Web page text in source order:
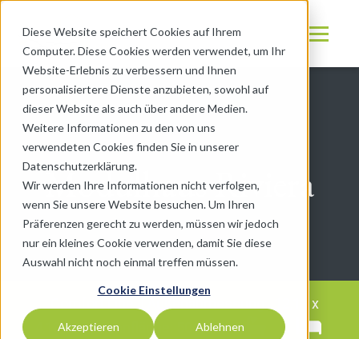
Diese Website speichert Cookies auf Ihrem
Computer. Diese Cookies werden verwendet, um Ihr
Website-Erlebnis zu verbessern und Ihnen
personalisiertere Dienste anzubieten, sowohl auf
dieser Website als auch über andere Medien.
Weitere Informationen zu den von uns
verwendeten Cookies finden Sie in unserer
Datenschutzerklärung.
Wir werden Ihre Informationen nicht verfolgen,
wenn Sie unsere Website besuchen. Um Ihren
Präferenzen gerecht zu werden, müssen wir jedoch
nur ein kleines Cookie verwenden, damit Sie diese
Auswahl nicht noch einmal treffen müssen.
Cookie Einstellungen
Akzeptieren Ablehnen
Modulhaus Riviera
Comfort Line | Außenabmessung: 12,13 x
4,13 m| Wohnfläche: 50 m2| 1 2